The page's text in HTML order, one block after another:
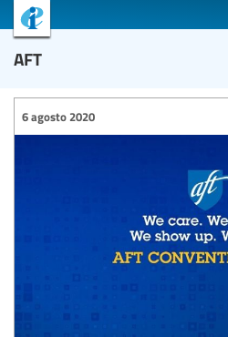
AFT
6 agosto 2020